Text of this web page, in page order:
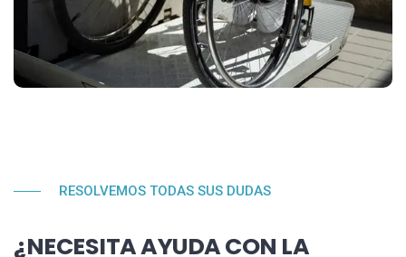
RESOLVEMOS TODAS SUS DUDAS
¿NECESITA AYUDA CON LA